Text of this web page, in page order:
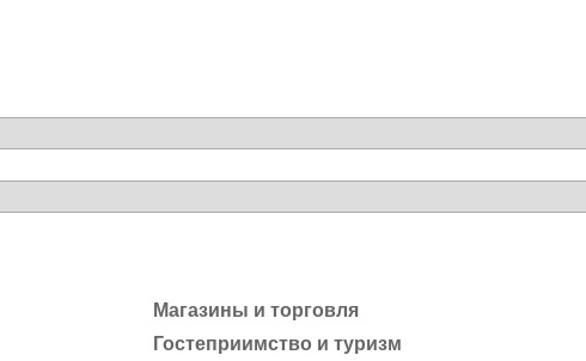
Магазины и торговля
Гостеприимство и туризм